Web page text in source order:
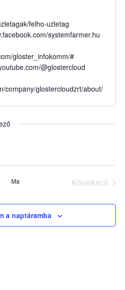
felho-uzletag
systemfarmer.hu
gloster_infokomm/#
@glostercloud
company/glostercloudzrt/about/
Ma
Következő
a naptáramba